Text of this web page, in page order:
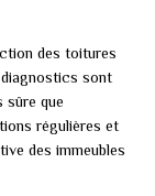
des toitures
sont
sûre que
régulières et
des immeubles